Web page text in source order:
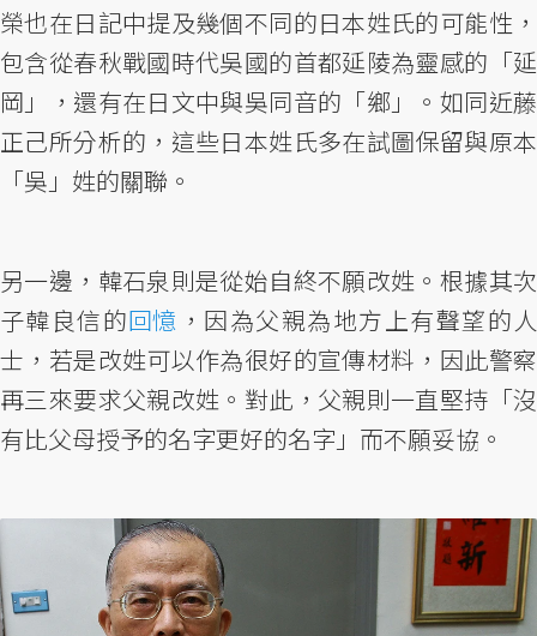
榮也在日記中提及幾個不同的日本姓氏的可能性，
包含從春秋戰國時代吳國的首都延陵為靈感的「延
岡」，還有在日文中與吳同音的「鄉」。如同近藤
正己所分析的，這些日本姓氏多在試圖保留與原本
「吳」姓的關聯。
另一邊，韓石泉則是從始自終不願改姓。根據其次
子韓良信的回憶 ，因為父親為地方上有聲望的人
士，若是改姓可以作為很好的宣傳材料，因此警察
再三來要求父親改姓。對此，父親則一直堅持「沒
有比父母授予的名字更好的名字」而不願妥協。